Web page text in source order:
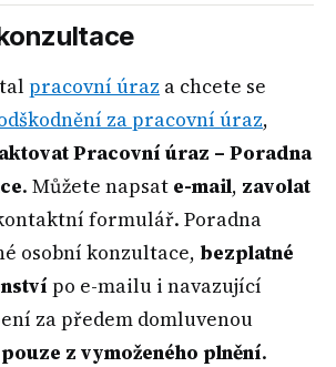
pracovní úraz a chcete se
za pracovní úraz,
Pracovní úraz – Poradna
. Můžete napsat e-mail, zavolat
formulář. Poradna
osobní konzultace, bezplatné
po e-mailu i navazující
za předem domluvenou
pouze z vymoženého plnění.